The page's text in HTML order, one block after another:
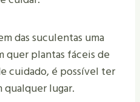
das suculentas uma
quer plantas fáceis de
cuidado, é possível ter
qualquer lugar.